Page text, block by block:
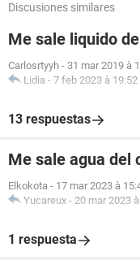
Discusiones similares
Me sale liquido
Carlosrtyyh - 31 mar 2019 à
Lidia - 7 feb 2023 à 19:52
13 respuestas
Me sale agua del
Elkokota - 17 mar 2023 à
Yucareux - 20 mar 2023
1 respuesta